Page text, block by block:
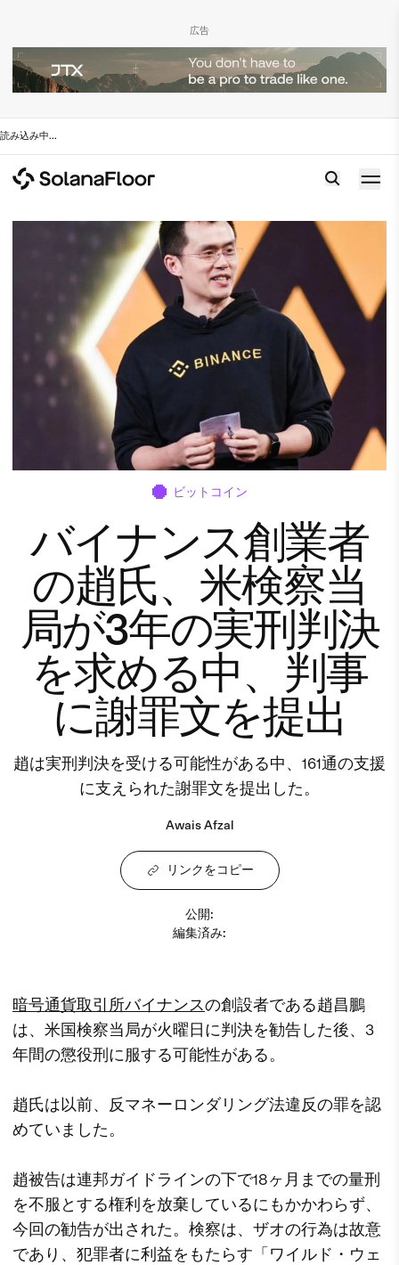
広告
読み込み中...
ビットコイン
バイナンス創業者
の趙氏、米検察当
局が3年の実刑判決
を求める中、判事
に謝罪文を提出
趙は実刑判決を受ける可能性がある中、161通の支援
に支えられた謝罪文を提出した。
Awais Afzal
リンクをコピー
公開:
編集済み:
暗号通貨取引所バイナンスの創設者である趙昌鵬
は、米国検察当局が火曜日に判決を勧告した後、3
年間の懲役刑に服する可能性がある。
趙氏は以前、反マネーロンダリング法違反の罪を認
めていました。
趙被告は連邦ガイドラインの下で18ヶ月までの量刑
を不服とする権利を放棄しているにもかかわらず、
今回の勧告が出された。検察は、ザオの行為は故意
であり、犯罪者に利益をもたらす「ワイルド・ウェ